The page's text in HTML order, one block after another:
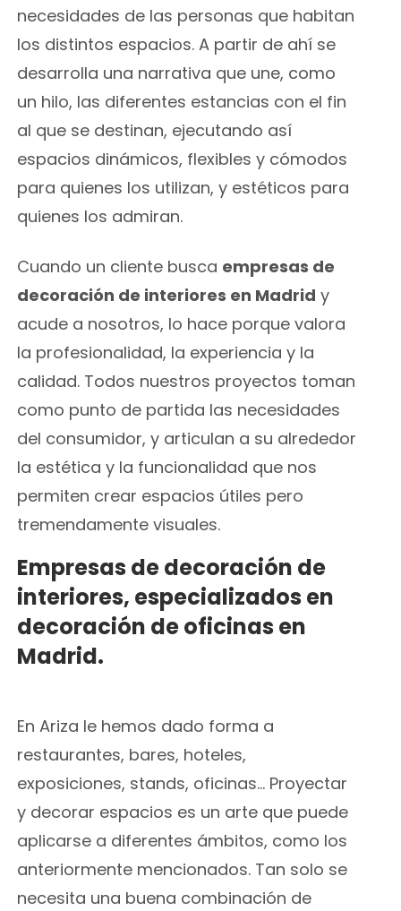
necesidades de las personas que habitan
los distintos espacios. A partir de ahí se
desarrolla una narrativa que une, como
un hilo, las diferentes estancias con el fin
al que se destinan, ejecutando así
espacios dinámicos, flexibles y cómodos
para quienes los utilizan, y estéticos para
quienes los admiran.
Cuando un cliente busca empresas de
decoración de interiores en Madrid y
acude a nosotros, lo hace porque valora
la profesionalidad, la experiencia y la
calidad. Todos nuestros proyectos toman
como punto de partida las necesidades
del consumidor, y articulan a su alrededor
la estética y la funcionalidad que nos
permiten crear espacios útiles pero
tremendamente visuales.
Empresas de decoración de
interiores, especializados en
decoración de oficinas en
Madrid.
En Ariza le hemos dado forma a
restaurantes, bares, hoteles,
exposiciones, stands, oficinas… Proyectar
y decorar espacios es un arte que puede
aplicarse a diferentes ámbitos, como los
anteriormente mencionados. Tan solo se
necesita una buena combinación de